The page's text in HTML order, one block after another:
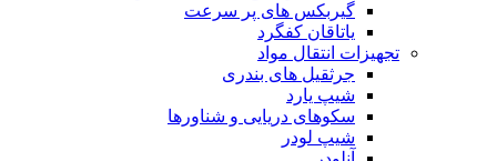
گيربكس های پر سرعت
ياتاقان كفگرد
تجهیزات انتقال مواد
جرثقیل های بندری
شیپ یارد
سکوهای دریایی و شناورها
شیپ لودر